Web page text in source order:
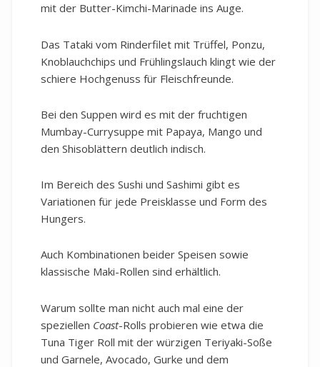
mit der Butter-Kimchi-Marinade ins Auge.
Das Tataki vom Rinderfilet mit Trüffel, Ponzu,
Knoblauchchips und Frühlingslauch klingt wie der
schiere Hochgenuss für Fleischfreunde.
Bei den Suppen wird es mit der fruchtigen
Mumbay-Currysuppe mit Papaya, Mango und
den Shisoblättern deutlich indisch.
Im Bereich des Sushi und Sashimi gibt es
Variationen für jede Preisklasse und Form des
Hungers.
Auch Kombinationen beider Speisen sowie
klassische Maki-Rollen sind erhältlich.
Warum sollte man nicht auch mal eine der
speziellen Coast-Rolls probieren wie etwa die
Tuna Tiger Roll mit der würzigen Teriyaki-Soße
und Garnele, Avocado, Gurke und dem